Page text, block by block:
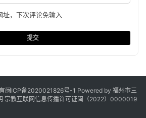
，下次评论免输入
提交
闽ICP备2020021826号-1 Powered by 福州市三
宗教互联网信息传播许可证闽（2022）0000019